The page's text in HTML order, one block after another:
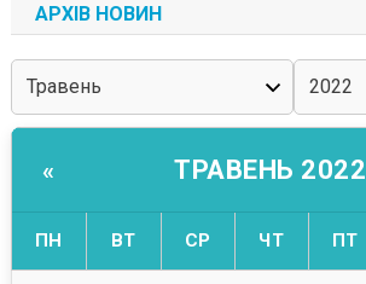
АРХІВ НОВИН
« ТРАВЕНЬ 2022
ПН ВТ СР ЧТ ПТ